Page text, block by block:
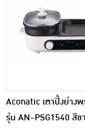
Aconatic เตาปิ้งย่าง
รุ่น AN-PSG1540 สีข